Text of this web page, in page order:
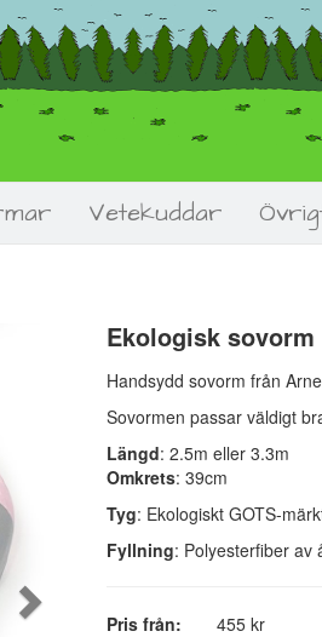
Vetekuddar
Ekologisk
Handsydd sovorm från
Sovormen passar väldigt
Längd: 2.5m eller 3.3m
Omkrets: 39cm
Tyg: Ekologiskt GOTS-
Fyllning: Polyesterfiber av
Pris från:
455 kr